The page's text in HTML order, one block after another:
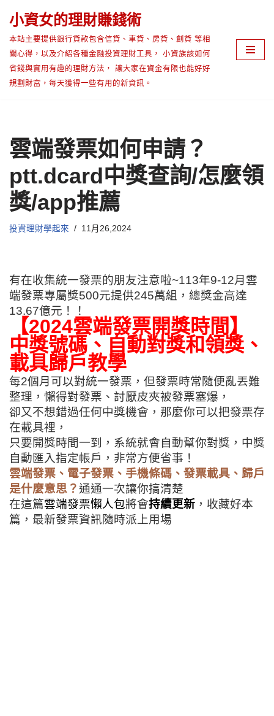
Skip
to
content
小資女的理財賺錢術
本站主要提供銀行貸款包含信貸、車貸、房貸、創貸 等相
關心得，以及介紹各種金融投資理財工具， 小資族該如何
省錢與實用有趣的理財方法， 讓大家在資金有限也能好好
規劃財富，每天獲得一些有用的新資訊。
雲端發票如何申請？
ptt.dcard中獎查詢/怎麼領
獎/app推薦
投資理財學起來 11月26,2024
有在收集統一發票的朋友注意啦~113年9-12月雲
端發票專屬獎500元提供245萬組，總獎金高達
13.67億元！！
【2024雲端發票開獎時間】
中獎號碼、自動對獎和領獎、
載具歸戶教學
每2個月可以對統一發票，但發票時常隨便亂丟難
整理，懶得對發票、討厭皮夾被發票塞爆，
卻又不想錯過任何中獎機會，那麼你可以把發票存
在載具裡，
只要開獎時間一到，系統就會自動幫你對獎，中獎
自動匯入指定帳戶，非常方便省事！
雲端發票、電子發票、手機條碼、發票載具、歸戶
是什麼意思？通通一次讓你搞清楚
在這篇雲端發票懶人包將會持續更新 ，收藏好本
篇，最新發票資訊隨時派上用場